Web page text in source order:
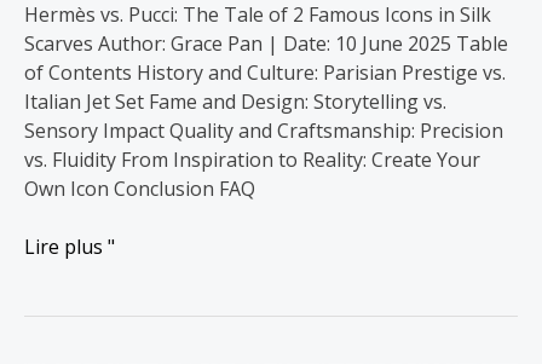
Hermès vs. Pucci: The Tale of 2 Famous Icons in Silk
Scarves Author: Grace Pan | Date: 10 June 2025 Table
of Contents History and Culture: Parisian Prestige vs.
Italian Jet Set Fame and Design: Storytelling vs.
Sensory Impact Quality and Craftsmanship: Precision
vs. Fluidity From Inspiration to Reality: Create Your
Own Icon Conclusion FAQ
Lire plus "